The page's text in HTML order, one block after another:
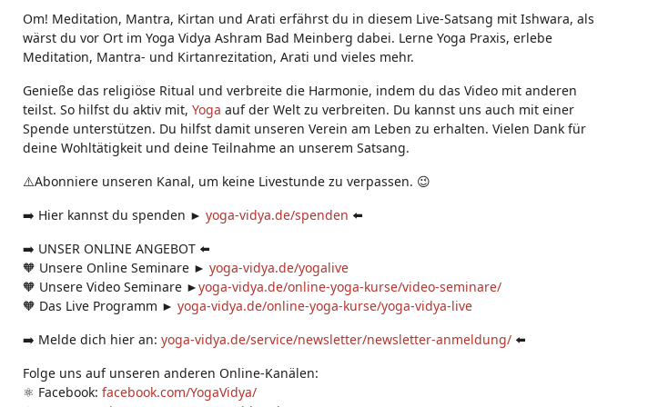
s:
Om! Meditation, Mantra, Kirtan und Arati erfährst du in diesem Live-Satsang mit Ishwara, als
wärst du vor Ort im Yoga Vidya Ashram Bad Meinberg dabei. Lerne Yoga Praxis, erlebe
Meditation, Mantra- und Kirtanrezitation, Arati und vieles mehr.
Genieße das religiöse Ritual und verbreite die Harmonie, indem du das Video mit anderen
teilst. So hilfst du aktiv mit, Yoga auf der Welt zu verbreiten. Du kannst uns auch mit einer
Spende unterstützen. Du hilfst damit unseren Verein am Leben zu erhalten. Vielen Dank für
deine Wohltätigkeit und deine Teilnahme an unserem Satsang.
⚠️Abonniere unseren Kanal, um keine Livestunde zu verpassen. 😉
➡️ Hier kannst du spenden ► yoga-vidya.de/spenden ⬅️
➡️ UNSER ONLINE ANGEBOT ⬅️
🧡 Unsere Online Seminare ► yoga-vidya.de/yogalive
🧡 Unsere Video Seminare ►yoga-vidya.de/online-yoga-kurse/video-seminare/
🧡 Das Live Programm ► yoga-vidya.de/online-yoga-kurse/yoga-vidya-live
➡️ Melde dich hier an: yoga-vidya.de/service/newsletter/newsletter-anmeldung/ ⬅️
Folge uns auf unseren anderen Online-Kanälen:
⚛️ Facebook: facebook.com/YogaVidya/